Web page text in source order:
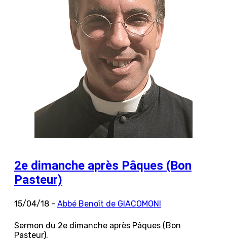
2e dimanche après Pâques (Bon
Pasteur)
15/04/18 - Abbé Benoît de GIACOMONI
Sermon du 2e dimanche après Pâques (Bon
Pasteur).